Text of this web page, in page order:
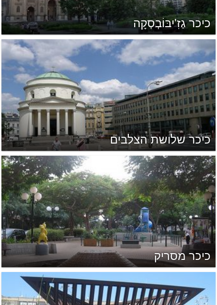
כיכר גַזִ'יבּוֹבְסְקָה
כיכר שלושת הצלבים
כיכר מסריק